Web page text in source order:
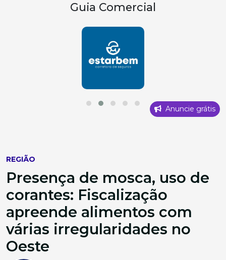
Guia Comercial
Anuncie grátis
REGIÃO
Presença de mosca, uso de
corantes: Fiscalização
apreende alimentos com
várias irregularidades no
Oeste